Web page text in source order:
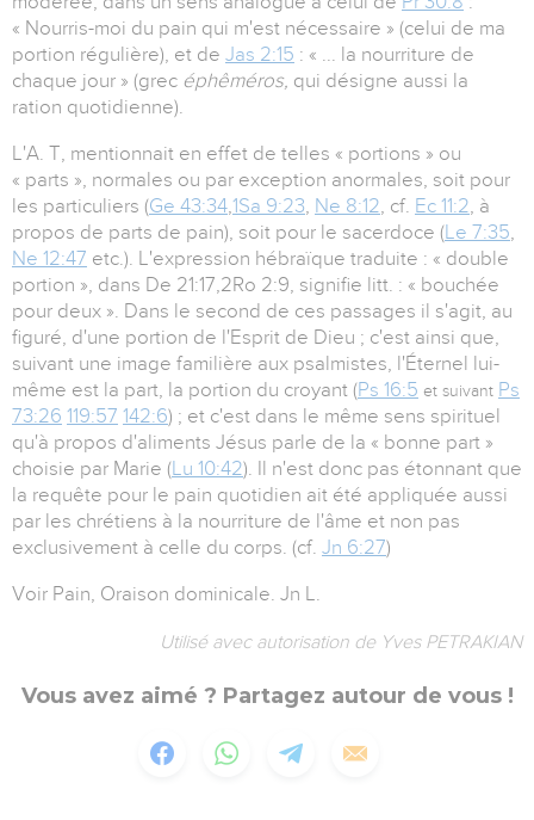
« Nourris-moi du pain qui m'est nécessaire » (celui de ma
portion régulière), et de Jas 2:15 : « ... la nourriture de
chaque jour » (grec éphêméros, qui désigne aussi la
ration quotidienne).
L'A. T, mentionnait en effet de telles « portions » ou
« parts », normales ou par exception anormales, soit pour
les particuliers (Ge 43:34,1Sa 9:23, Ne 8:12, cf. Ec 11:2, à
propos de parts de pain), soit pour le sacerdoce (Le 7:35,
Ne 12:47 etc.). L'expression hébraïque traduite : « double
portion », dans De 21:17,2Ro 2:9, signifie litt. : « bouchée
pour deux ». Dans le second de ces passages il s'agit, au
figuré, d'une portion de l'Esprit de Dieu ; c'est ainsi que,
suivant une image familière aux psalmistes, l'Éternel lui-
même est la part, la portion du croyant (Ps 16:5 et suivant Ps
73:26 119:57 142:6) ; et c'est dans le même sens spirituel
qu'à propos d'aliments Jésus parle de la « bonne part »
choisie par Marie (Lu 10:42). Il n'est donc pas étonnant que
la requête pour le pain quotidien ait été appliquée aussi
par les chrétiens à la nourriture de l'âme et non pas
exclusivement à celle du corps. (cf. Jn 6:27)
Voir Pain, Oraison dominicale. Jn L.
Utilisé avec autorisation de Yves PETRAKIAN
Vous avez aimé ? Partagez autour de vous !